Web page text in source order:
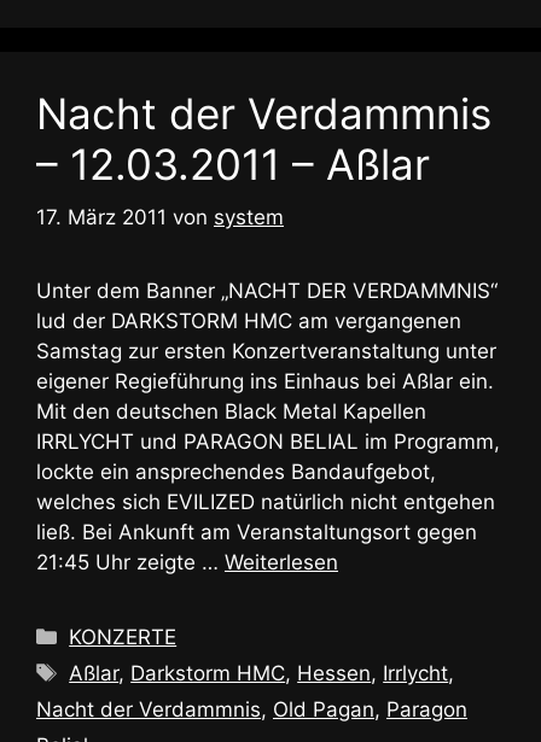
Nacht der Verdammnis
– 12.03.2011 – Aßlar
17. März 2011 von system
Unter dem Banner „NACHT DER VERDAMMNIS“
lud der DARKSTORM HMC am vergangenen
Samstag zur ersten Konzertveranstaltung unter
eigener Regieführung ins Einhaus bei Aßlar ein.
Mit den deutschen Black Metal Kapellen
IRRLYCHT und PARAGON BELIAL im Programm,
lockte ein ansprechendes Bandaufgebot,
welches sich EVILIZED natürlich nicht entgehen
ließ. Bei Ankunft am Veranstaltungsort gegen
21:45 Uhr zeigte … Weiterlesen
Kategorien
KONZERTE
Schlagwörter
Aßlar, Darkstorm HMC, Hessen, Irrlycht,
Nacht der Verdammnis, Old Pagan, Paragon